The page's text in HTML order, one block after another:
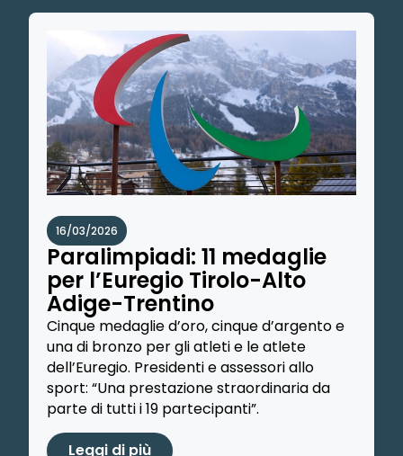
16/03/2026
Paralimpiadi: 11 medaglie
per l’Euregio Tirolo-Alto
Adige-Trentino
Cinque medaglie d’oro, cinque d’argento e
una di bronzo per gli atleti e le atlete
dell’Euregio. Presidenti e assessori allo
sport: “Una prestazione straordinaria da
parte di tutti i 19 partecipanti”.
Leggi di più